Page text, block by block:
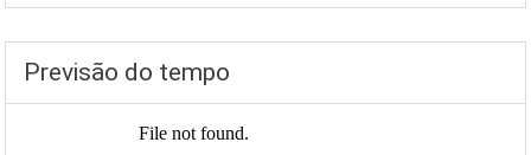
Previsão do tempo